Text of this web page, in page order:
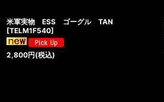
米軍実物 ESS ゴーグル TAN
[TELM1F540]
2,800円(税込)